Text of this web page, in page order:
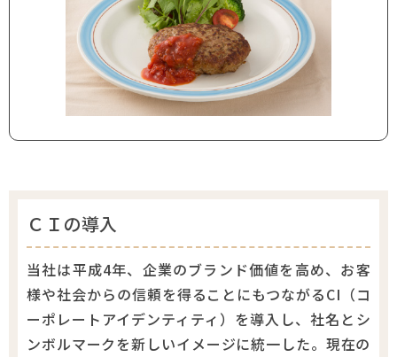
ＣＩの導入
当社は平成4年、企業のブランド価値を高め、お客
様や社会からの信頼を得ることにもつながるCI（コ
ーポレートアイデンティティ）を導入し、社名とシ
ンボルマークを新しいイメージに統一した。現在の